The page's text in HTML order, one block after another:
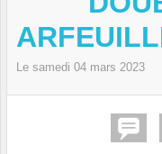
Le samedi 04 mars 2023